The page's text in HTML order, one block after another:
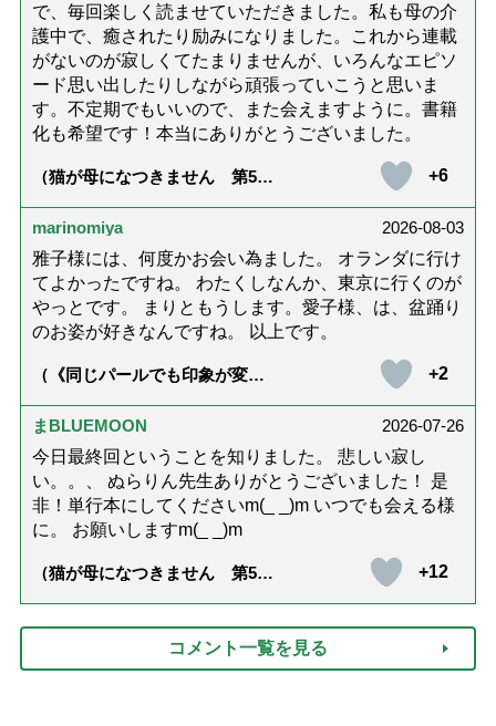
で、毎回楽しく読ませていただきました。私も母の介
護中で、癒されたり励みになりました。これから連載
がないのが寂しくてたまりませんが、いろんなエピソ
ード思い出したりしながら頑張っていこうと思いま
す。不定期でもいいので、また会えますように。書籍
化も希望です！本当にありがとうございました。
（猫が母になつきません 第500
+6
marinomiya
2026-08-03
雅子様には、何度かお会い為ました。 オランダに行け
てよかったですね。 わたくしなんか、東京に行くのが
やっとです。 まりともうします。愛子様、は、盆踊り
のお姿が好きなんですね。 以上です。
（《同じパールでも印象が変
の夏ネックレス」上品＆涼しげ
に見せる4つの法則）
+2
まBLUEMOON
2026-07-26
今日最終回ということを知りました。 悲しい寂し
い。。、 ぬらりん先生ありがとうございました！ 是
非！単行本にしてくださいm(_ _)m いつでも会える様
に。 お願いしますm(_ _)m
（猫が母になつきません 第500
+12
コメント一覧を見る